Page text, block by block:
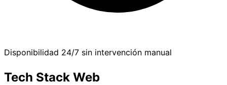
Disponibilidad 24/7 sin intervención manual
Tech Stack Web